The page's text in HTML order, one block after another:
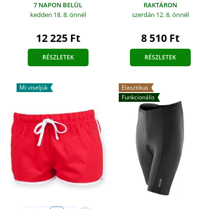
7 NAPON BELÜL
kedden 18. 8.önnél
12 225 Ft
RÉSZLETEK
RAKTÁRON
szerdán 12. 8.önnél
8 510 Ft
RÉSZLETEK
Mi viseljük
Elasztikus
Funkcionális